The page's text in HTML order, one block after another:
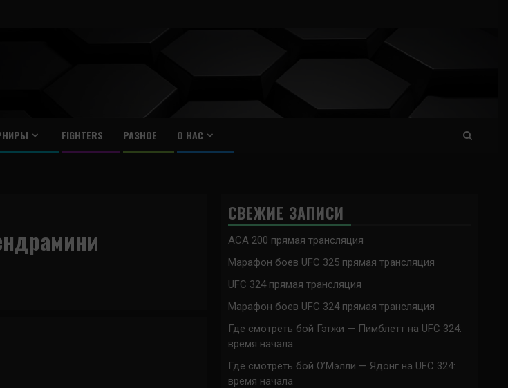
FIGHTERS РАЗНОЕ О НАС
СВЕЖИЕ ЗАПИСИ
ACA 200 прямая трансляция
Марафон боев UFC 325 прямая трансляция
UFC 324 прямая трансляция
Марафон боев UFC 324 прямая трансляция
Где смотреть бой Гэтжи — Пимблетт на UFC 324:
время начала
Где смотреть бой О’Мэлли — Ядонг на UFC 324:
время начала